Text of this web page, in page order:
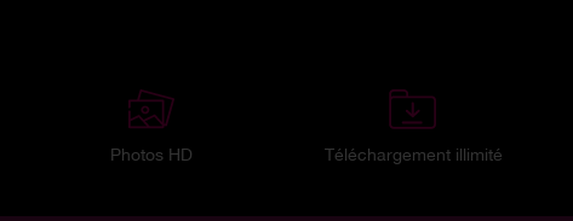
Photos HD Téléchargement illimité